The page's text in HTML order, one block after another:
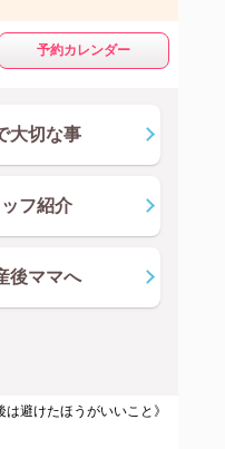
予約カレンダー
大切な事
フ紹介
後ママへ
は避けたほうがいいこと》